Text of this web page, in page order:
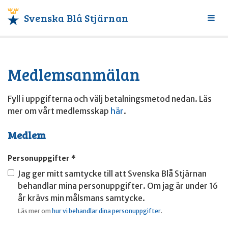
Svenska Blå Stjärnan
Växla
Medlemsanmälan
Fyll i uppgifterna och välj betalningsmetod nedan. Läs
mer om vårt medlemsskap här.
Medlem
Personuppgifter *
Jag ger mitt samtycke till att Svenska Blå Stjärnan
behandlar mina personuppgifter. Om jag är under 16
år krävs min målsmans samtycke.
Läs mer om hur vi behandlar dina personuppgifter.